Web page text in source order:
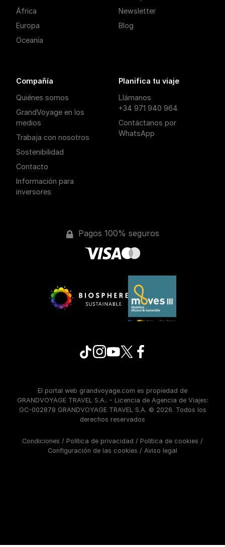
África
Europa
Oceanía
Newsletter
Blog
Compañía
Quiénes somos
GrandVoyage en los
medios
Trabaja con nosotros
Sostenibilidad
Contacto
Información para
inversores
Planifica tu viaje
Llámanos
+34 971 940 964
Contáctanos por
WhatsApp
Pagos 100% seguros
El portal web grandvoyage.com es propiedad de
GRANDVOYAGE TRAVEL S.A.. - Licencia de Agencia de Viajes:
GC-002878 GRANDVOYAGE TRAVEL S.A. © 2026. Todos los
derechos reservados
Condiciones / Política de privacidad / Política de cookies /
Configuración de las cookies / Aviso legal